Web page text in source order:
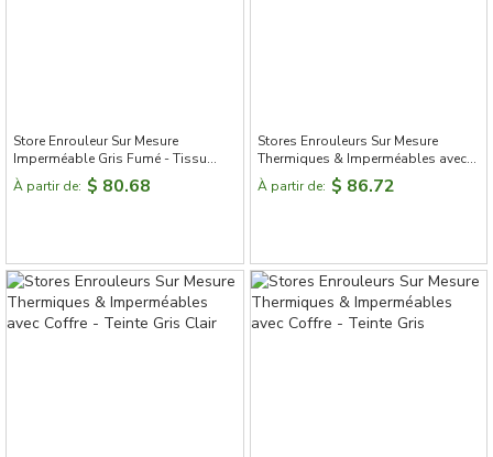
Store Enrouleur Sur Mesure
Imperméable Gris Fumé - Tissu
Ignifuge & Design Moderne pour
Sécurité et Confidentialité
À partir de: $ 80.68
Stores Enrouleurs Sur Mesure
Thermiques & Imperméables avec
Coffre - Teinte Beige Gris
À partir de: $ 86.72